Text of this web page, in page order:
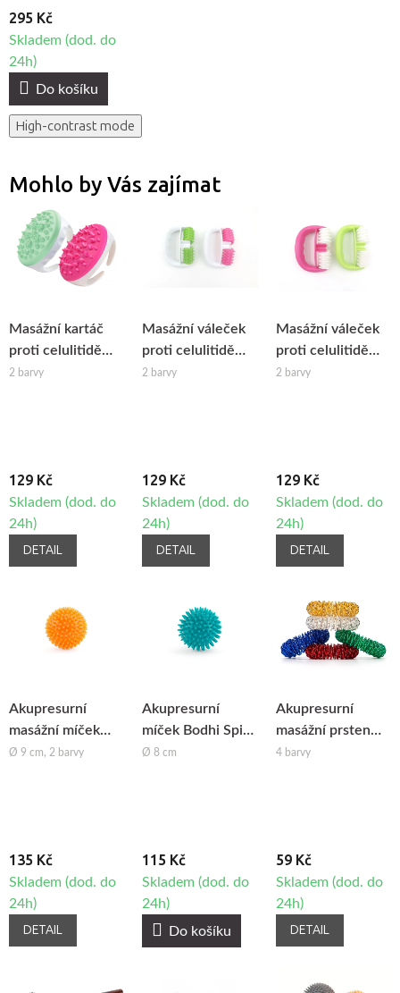
295 Kč
Skladem (dod. do
24h)
Do košíku
High-contrast mode
Mohlo by Vás zajímat
Masážní kartáč
proti celulitidě
Fabulo
2 barvy
129 Kč
Skladem (dod. do
24h)
DETAIL
Masážní váleček
proti celulitidě
Fabulo Dots
2 barvy
129 Kč
Skladem (dod. do
24h)
DETAIL
Masážní váleček
proti celulitidě
Fabulo Square
2 barvy
129 Kč
Skladem (dod. do
24h)
DETAIL
Akupresurní
masážní míček
Bodhi Spiky Ball
Ø 9 cm, 2 barvy
135 Kč
Skladem (dod. do
24h)
DETAIL
Akupresurní
míček Bodhi Spiky
Ball
Ø 8 cm
115 Kč
Skladem (dod. do
24h)
Do košíku
Akupresurní
masážní prsten
SU-JOK
4 barvy
59 Kč
Skladem (dod. do
24h)
DETAIL